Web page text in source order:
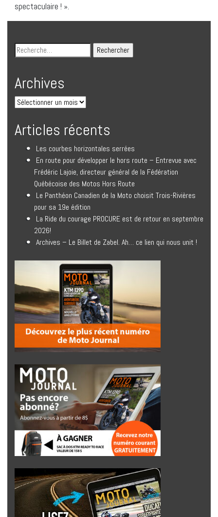
spectaculaire ! ».
Archives
Articles récents
Les courbes horizontales serrées
En route pour développer le hors route – Entrevue avec
Frédéric Lajoie, directeur général de la Fédération
Québécoise des Motos Hors Route
Le Panthéon Canadien de la Moto choisit Trois-Rivières
pour sa 19e édition
La Ride du courage PROCURE est de retour en septembre
2026!
Archives – Le Billet de Zabel. Ah… ce lien qui nous unit !